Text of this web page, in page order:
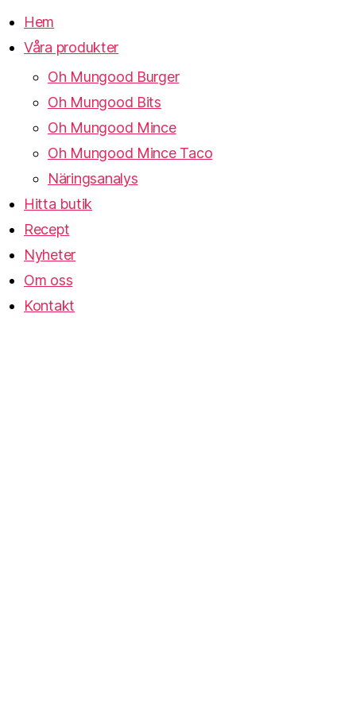
Hem
Våra produkter
Oh Mungood Burger
Oh Mungood Bits
Oh Mungood Mince
Oh Mungood Mince Taco
Näringsanalys
Hitta butik
Recept
Nyheter
Om oss
Kontakt